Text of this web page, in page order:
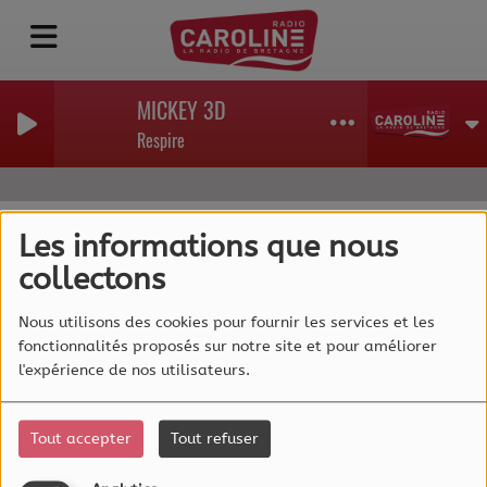
Les informations que nous
collectons
Nous utilisons des cookies pour fournir les services et les
fonctionnalités proposés sur notre site et pour améliorer
l'expérience de nos utilisateurs.
Tout accepter Tout refuser
MICKEY 3D
Respire